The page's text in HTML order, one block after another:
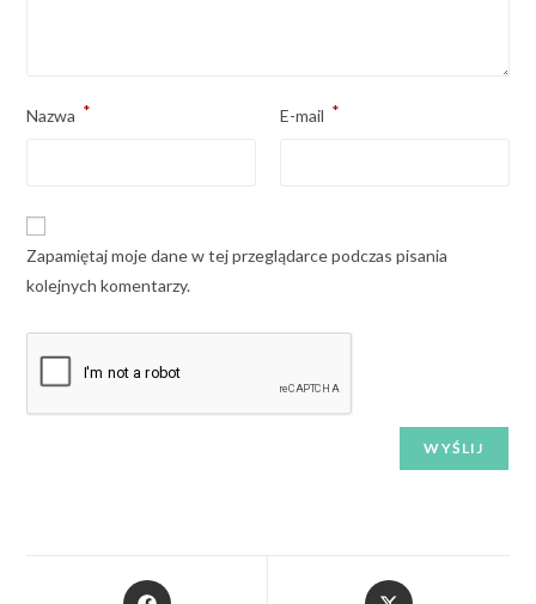
Nazwa * E-mail *
Zapamiętaj moje dane w tej przeglądarce podczas pisania
kolejnych komentarzy.